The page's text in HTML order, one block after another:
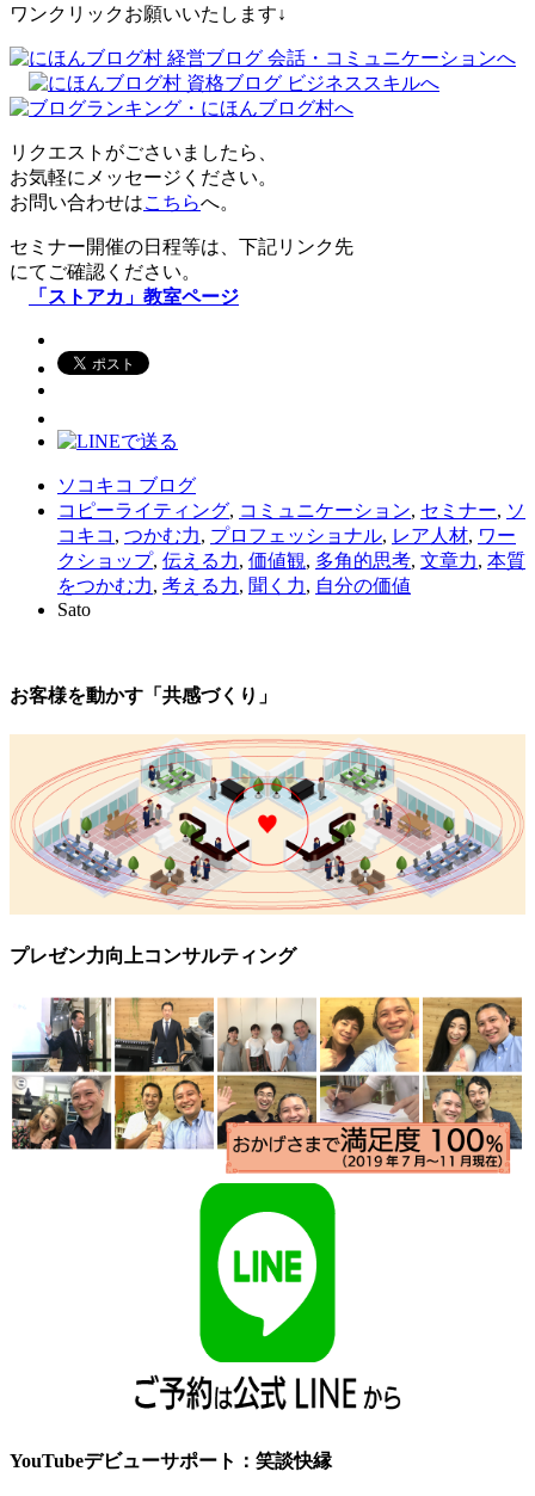
ワンクリックお願いいたします↓
リクエストがごさいましたら、
お気軽にメッセージください。
お問い合わせはこちらへ。
セミナー開催の日程等は、下記リンク先
にてご確認ください。
「ストアカ」教室ページ
ソコキコ ブログ
コピーライティング, コミュニケーション, セミナー, ソ
コキコ , つかむ力, プロフェッショナル, レア人材, ワー
クショップ, 伝える力, 価値観, 多角的思考, 文章力, 本質
をつかむ力, 考える力, 聞く力, 自分の価値
Sato
お客様を動かす「共感づくり」
プレゼン力向上コンサルティング
YouTubeデビューサポート：笑談快縁